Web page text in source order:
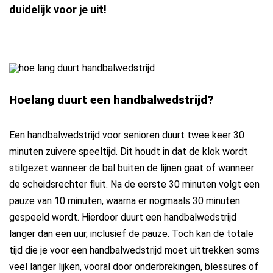
duidelijk voor je uit!
Hoelang duurt een handbalwedstrijd?
Een handbalwedstrijd voor senioren duurt twee keer 30
minuten zuivere speeltijd. Dit houdt in dat de klok wordt
stilgezet wanneer de bal buiten de lijnen gaat of wanneer
de scheidsrechter fluit. Na de eerste 30 minuten volgt een
pauze van 10 minuten, waarna er nogmaals 30 minuten
gespeeld wordt. Hierdoor duurt een handbalwedstrijd
langer dan een uur, inclusief de pauze. Toch kan de totale
tijd die je voor een handbalwedstrijd moet uittrekken soms
veel langer lijken, vooral door onderbrekingen, blessures of